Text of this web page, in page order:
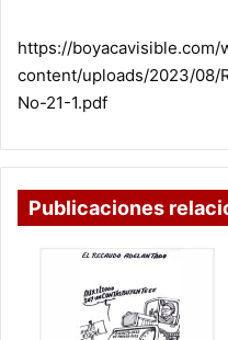
https://boyacavisible.com/
content/uploads/2023/08/
No-21-1.pdf
Publicaciones